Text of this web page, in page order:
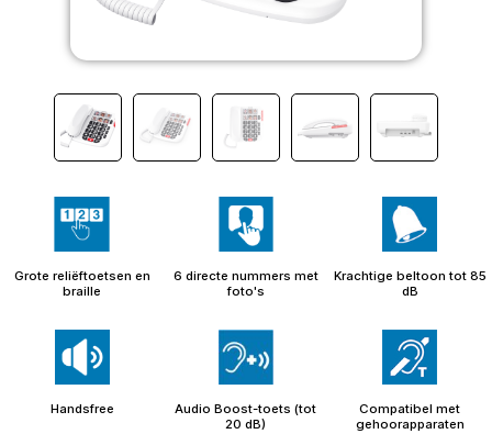
Grote reliëftoetsen en
braille
6 directe nummers met
foto's
Krachtige beltoon tot 85
dB
Handsfree
Audio Boost-toets (tot
20 dB)
Compatibel met
gehoorapparaten